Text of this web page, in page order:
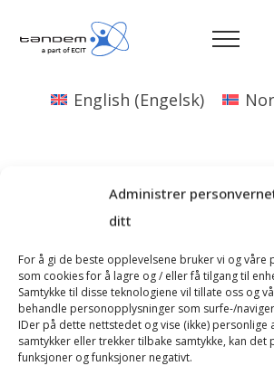
Administrer
ditt
For å gi de beste opplevelsene bruker vi og
som cookies for å lagre og / eller få tilgang til
Samtykke til disse teknologiene vil tillate oss og
behandle personopplysninger som surfe-/
IDer på dette nettstedet og vise (ikke) personlige
samtykker eller trekker tilbake samtykke, kan det
funksjoner og funksjoner negativt.
English (Engelsk)